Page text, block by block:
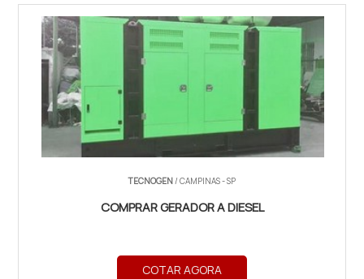
TECNOGEN/ CAMPINAS - SP
COMPRAR GERADOR A DIESEL
COTAR AGORA